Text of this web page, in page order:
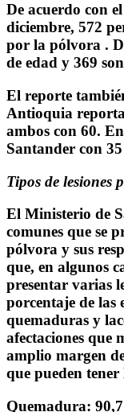
De acuerdo con
diciembre, 572
por la pólvora .
de edad y 369
El reporte
Antioquia
ambos con 60.
Santander con
Tipos de lesiones
El Ministerio de
comunes que se
pólvora y sus
que, en algunos
presentar varias
porcentaje de las
quemaduras y
afectaciones que
amplio margen
que pueden tener
Quemadura: